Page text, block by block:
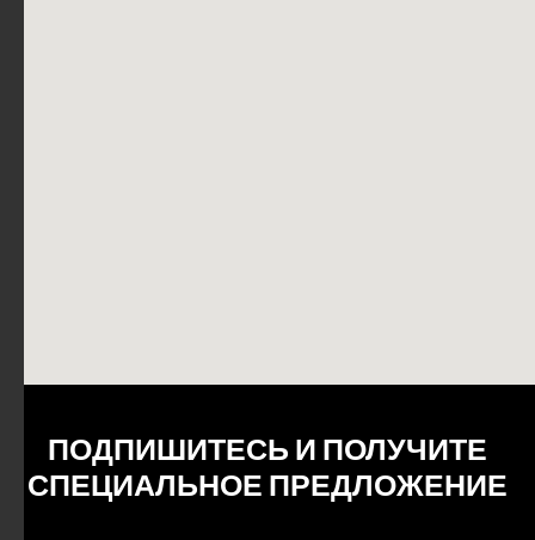
ПОДПИШИТЕСЬ И ПОЛУЧИТЕ
СПЕЦИАЛЬНОЕ ПРЕДЛОЖЕНИЕ